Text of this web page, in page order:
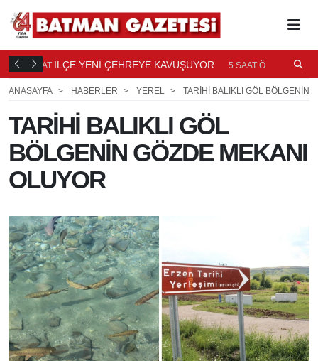
5 SAAT İLÇE YENİ ÇEHREYE KAVUŞUYOR 5 SAAT ÖNCE
ANASAYFA
HABERLER YEREL TARİHİ BALIKLI GÖL BÖLGENİN
TARİHİ BALIKLI GÖL
BÖLGENİN GÖZDE MEKANI
OLUYOR